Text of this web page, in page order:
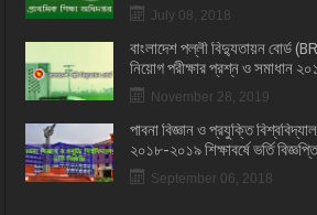
July 08, 2018
বাংলাদেশ পল্লী বিদ্যুতায়ন বোর্ড
নিয়োগ পরীক্ষার প্রশ্ন ও সমাধান
November 28, 2019
পাবনা বিজ্ঞান ও প্রযুক্তি
২০১৮-২০১৯ শিক্ষাবর্ষে ভর্তি
September 06, 2018